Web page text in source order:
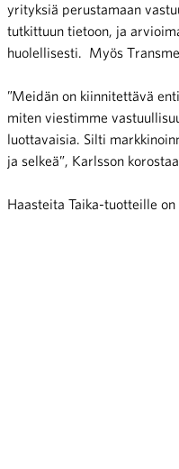
yrityksiä perustamaan
tutkittuun tietoon, ja
huolellisesti. Myös
”Meidän on kiinnitettävä
miten viestimme
luottavaisia. Silti
ja selkeä”, Karlsson
Haasteita Taika-tuotteille